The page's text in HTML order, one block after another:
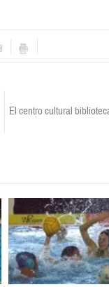
El centro cultural